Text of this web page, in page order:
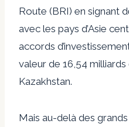
Route (BRI) en signant
avec les pays d’Asie
accords
valeur de 16,54
Kazakhstan.
Mais au-delà des